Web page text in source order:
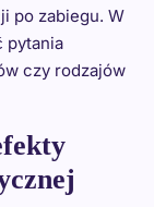
po zabiegu. W
pytania
czy rodzajów